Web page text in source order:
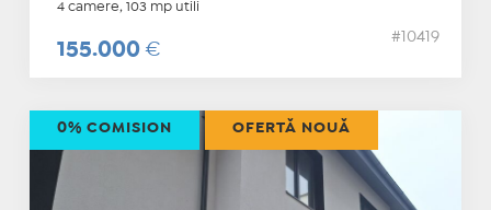
4 camere, 103 mp utili
155.000 €
#10419
0% COMISION OFERTĂ NOUĂ